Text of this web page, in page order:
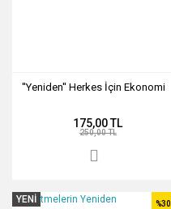
''Yeniden'' Herkes İçin Ekonomi
175,00 TL
250,00 TL
YENİ %30